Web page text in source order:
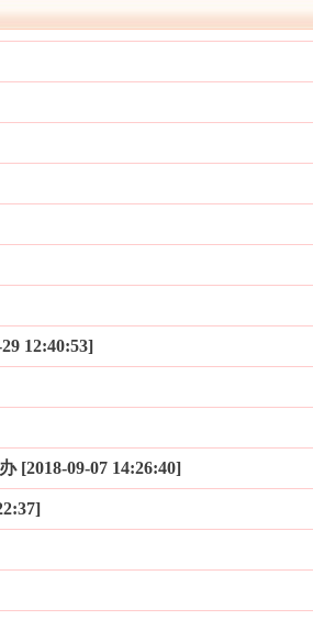
12:40:53]
[2018-09-07 14:26:40]